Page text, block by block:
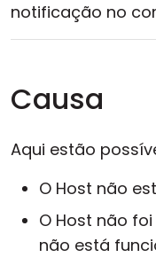
notificação no
Causa
Aqui estão
O Host não
O Host não
não está